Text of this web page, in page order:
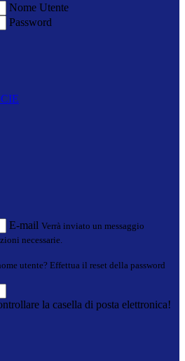
Nome Utente
Password
E-mail Verrà inviato un messaggio
necessarie.
utente? Effettua il reset della password
la casella di posta elettronica!